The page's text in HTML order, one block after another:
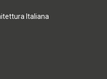
Italiana